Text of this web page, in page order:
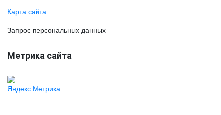
Карта сайта
Запрос персональных данных
Метрика сайта